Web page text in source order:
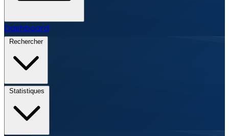
Dashboard
Rechercher
Statistiques